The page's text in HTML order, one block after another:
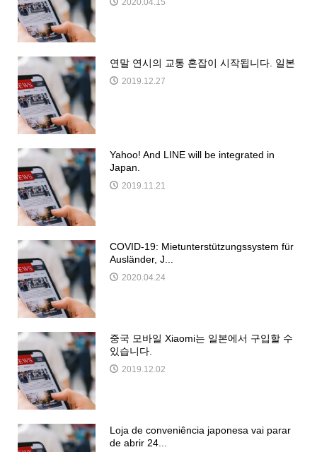
2020.04.15
연말 연시의 교통 혼잡이 시작됩니다. 일본
2019.12.27
Yahoo! And LINE will be integrated in
Japan.
2019.11.21
COVID-19: Mietunterstützungssystem für
Ausländer, J...
2020.04.24
중국 모바일 Xiaomi는 일본에서 구입할 수
있습니다.
2019.12.02
Loja de conveniência japonesa vai parar
de abrir 24...